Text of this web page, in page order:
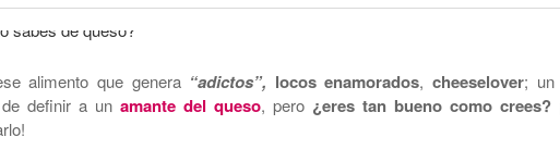
alimento que genera “adictos”, locos enamorados,cheeselover; un
definir a un amante del queso, pero ¿eres tan bueno como crees?